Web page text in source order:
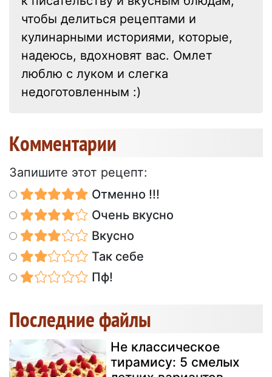
чтобы делиться рецептами и
кулинарными историями, которые,
надеюсь, вдохновят вас. Омлет
люблю с луком и слегка
недоготовленным :)
Kомментарии
Запишите этот рецепт:
Отменно !!!
Очень вкусно
Вкусно
Так себе
Пф!
Последние файлы
Не классическое
тирамису: 5 смелых